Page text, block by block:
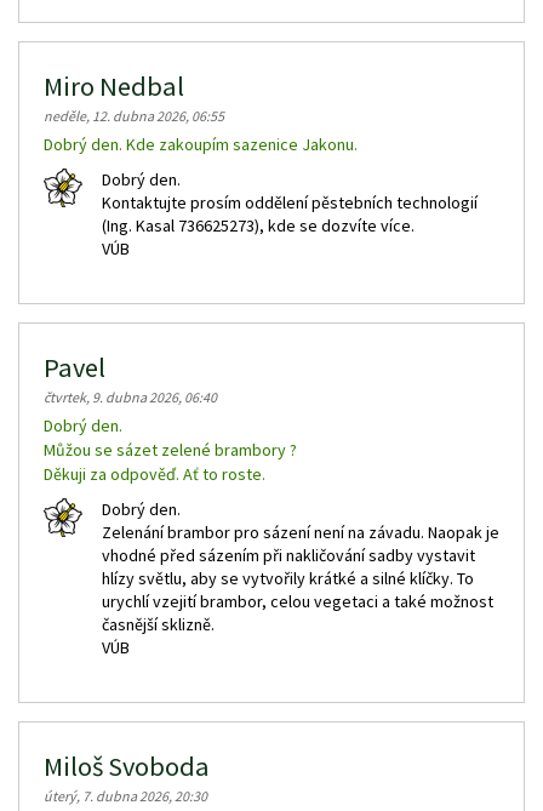
Miro Nedbal
neděle, 12. dubna 2026, 06:55
Dobrý den. Kde zakoupím sazenice Jakonu.
Dobrý den.
Kontaktujte prosím oddělení pěstebních technologií
(Ing. Kasal 736625273), kde se dozvíte více.
VÚB
Pavel
čtvrtek, 9. dubna 2026, 06:40
Dobrý den.
Můžou se sázet zelené brambory ?
Děkuji za odpověď. Ať to roste.
Dobrý den.
Zelenání brambor pro sázení není na závadu. Naopak je
vhodné před sázením při nakličování sadby vystavit
hlízy světlu, aby se vytvořily krátké a silné klíčky. To
urychlí vzejití brambor, celou vegetaci a také možnost
časnější sklizně.
VÚB
Miloš Svoboda
úterý, 7. dubna 2026, 20:30